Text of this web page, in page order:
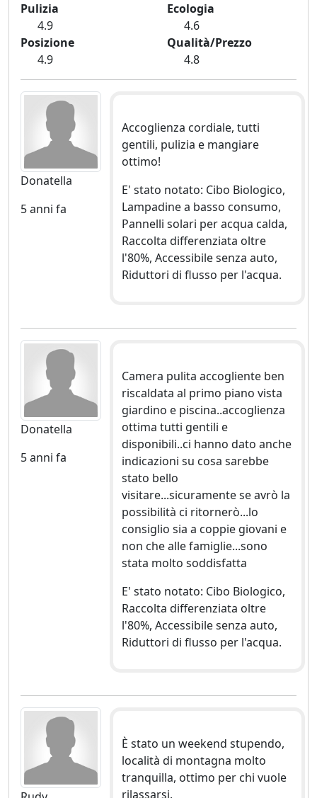
Pulizia
4.9
Ecologia
4.6
Posizione
4.9
Qualità/Prezzo
4.8
Donatella
5 anni fa
Accoglienza cordiale, tutti
gentili, pulizia e mangiare
ottimo!
E' stato notato: Cibo Biologico,
Lampadine a basso consumo,
Pannelli solari per acqua calda,
Raccolta differenziata oltre
l'80%, Accessibile senza auto,
Riduttori di flusso per l'acqua.
Donatella
5 anni fa
Camera pulita accogliente ben
riscaldata al primo piano vista
giardino e piscina..accoglienza
ottima tutti gentili e
disponibili..ci hanno dato anche
indicazioni su cosa sarebbe
stato bello
visitare...sicuramente se avrò la
possibilità ci ritornerò...lo
consiglio sia a coppie giovani e
non che alle famiglie...sono
stata molto soddisfatta
E' stato notato: Cibo Biologico,
Raccolta differenziata oltre
l'80%, Accessibile senza auto,
Riduttori di flusso per l'acqua.
È stato un weekend stupendo,
località di montagna molto
tranquilla, ottimo per chi vuole
rilassarsi.